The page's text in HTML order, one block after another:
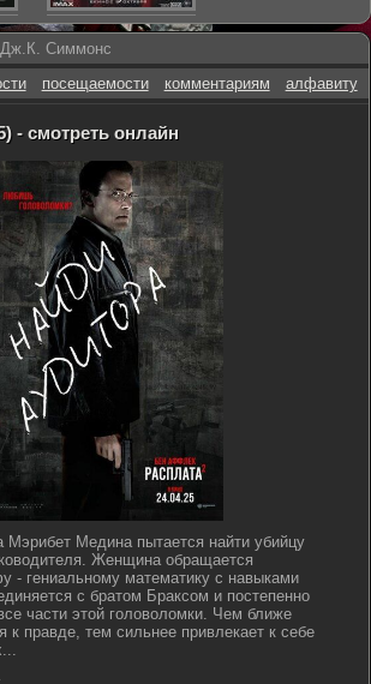
Симмонс
посещаемости комментариям алфавиту
- смотреть онлайн
Мэрибет Медина пытается найти убийцу
Женщина обращается
- гениальному математику с навыками
с братом Браксом и постепенно
части этой головоломки. Чем ближе
к правде, тем сильнее привлекает к себе